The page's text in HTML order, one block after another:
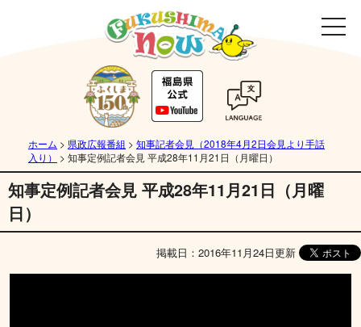
ホーム > 県政広報番組 > 知事記者会見（2018年4月2日会見より手話
入り）
> 知事定例記者会見 平成28年11月21日（月曜日）
知事定例記者会見 平成28年11月21日（月曜
日）
掲載日：2016年11月24日更新